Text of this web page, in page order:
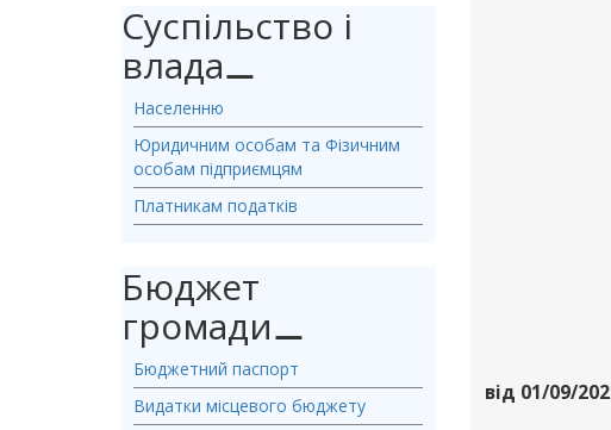
Суспільство і
влада⚊
Населенню
Юридичним особам та Фізичним
особам підприємцям
Платникам податків
Бюджет
громади⚊
Бюджетний паспорт
Видатки місцевого бюджету
від 01/09/